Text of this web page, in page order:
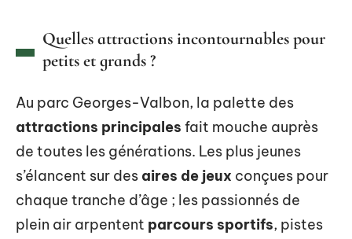
Quelles attractions incontournables pour
petits et grands ?
Au parc Georges-Valbon, la palette des
attractions principales fait mouche auprès
de toutes les générations. Les plus jeunes
s’élancent sur des aires de jeux conçues pour
chaque tranche d’âge ; les passionnés de
plein air arpentent parcours sportifs, pistes